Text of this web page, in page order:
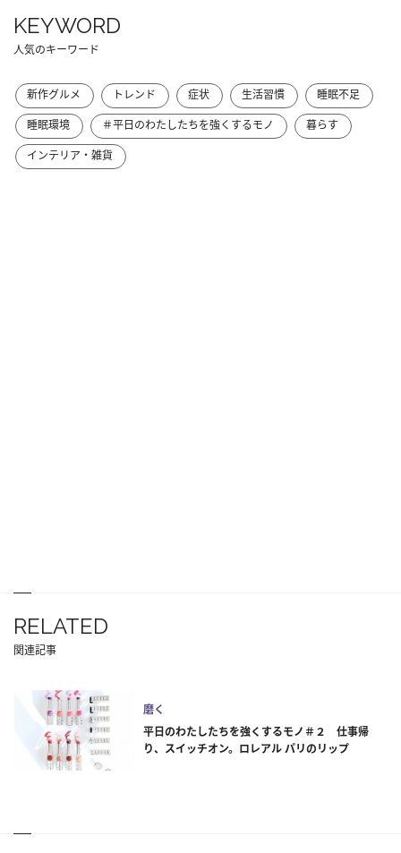
KEYWORD
人気のキーワード
新作グルメ トレンド 症状 生活習慣
睡眠不足
睡眠環境
＃平日のわたしたちを強くするモノ
暮らす
インテリア・雑貨
RELATED
関連記事
磨く
平日のわたしたちを強くするモノ＃２ 仕事帰
り、スイッチオン。ロレアル パリのリップ